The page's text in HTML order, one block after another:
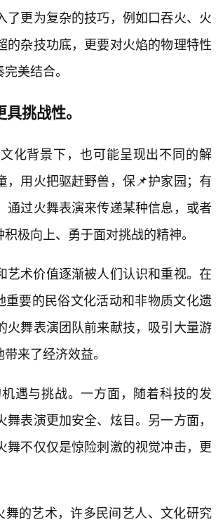
更为复杂的技巧，例如口吞火、火
杂技功底，更要对火焰的物理特性
美结合。
挑战性。
化背景下，也可能呈现出不同的解
用火把驱赶野兽，保📌护家园；有
过火舞表演来传递某种信息，或者
极向上、勇于面对挑战的精神。
术价值逐渐被人们认识和重视。在
要的民俗文化活动和非物质文化遗
火舞表演团队前来献技，吸引大量游
来了经济效益。
遇与挑战。一方面，随着科技的发
表演更加安全、炫目。另一方面，
不仅仅是惊险刺激的视觉冲击，更
舞的艺术，许多民间艺人、文化研究